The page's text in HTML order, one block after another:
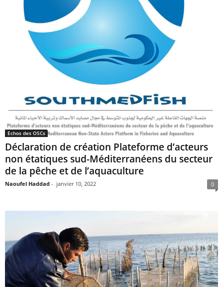
Echos des OSCs
Déclaration de création Plateforme d’acteurs
non étatiques sud-Méditerranéens du secteur
de la pêche et de l’aquaculture
Naoufel Haddad - janvier 10, 2022 0